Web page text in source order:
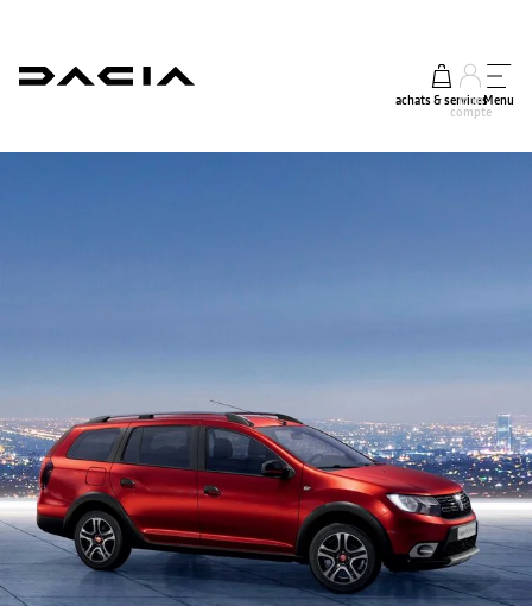
achats & services
mon
compte
Menu